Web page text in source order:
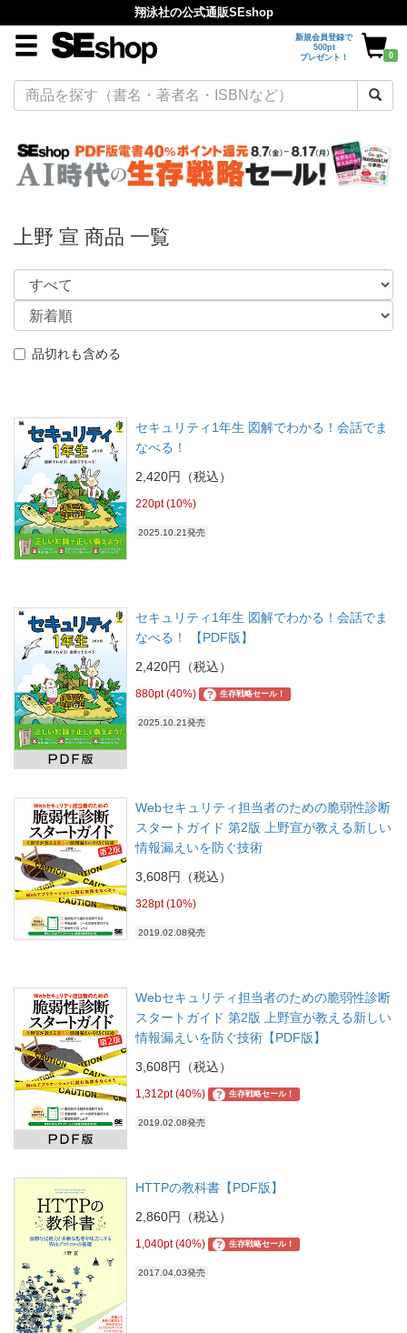
翔泳社の公式通販SEshop
新規会員登録で
500pt
プレゼント！
0
上野 宣 商品 一覧
品切れも含める
セキュリティ1年生 図解でわかる！会話でま
なべる！
2,420円（税込）
220pt (10%)
2025.10.21発売
セキュリティ1年生 図解でわかる！会話でま
なべる！ 【PDF版】
2,420円（税込）
880pt (40%) ? 生存戦略セール！
2025.10.21発売
Webセキュリティ担当者のための脆弱性診断
スタートガイド 第2版 上野宣が教える新しい
情報漏えいを防ぐ技術
3,608円（税込）
328pt (10%)
2019.02.08発売
Webセキュリティ担当者のための脆弱性診断
スタートガイド 第2版 上野宣が教える新しい
情報漏えいを防ぐ技術【PDF版】
3,608円（税込）
1,312pt (40%) ? 生存戦略セール！
2019.02.08発売
HTTPの教科書【PDF版】
2,860円（税込）
1,040pt (40%) ? 生存戦略セール！
2017.04.03発売